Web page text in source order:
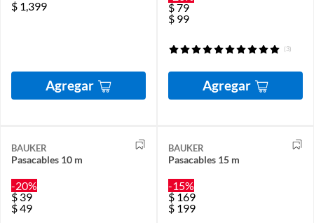
$ 1,399
Agregar
$79
$ 99
(3)
Agregar
BAUKER
Pasacables 10 m
-20%
$ 39
$49
BAUKER
Pasacables 15 m
-15%
$ 169
$ 199